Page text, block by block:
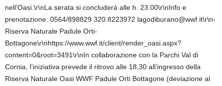
nell’Oasi.\r\nLa serata si concluderà alle h. 23.00\r\nInfo e
prenotazione: 0564/898829 320.8223972 lagodiburano@wwf.it\r\n-
Riserva Naturale Padule Orti-
Bottagone\r\nhttps://www.wwf.it/client/render_oasi.aspx?
content=0&root=3491\r\nIn collaborazione con la Parchi Val di
Cornia, l’iniziativa prevede il ritrovo alle 18,30 all’ingresso della
Riserva Naturale Oasi WWF Padule Orti Bottagone (deviazione al